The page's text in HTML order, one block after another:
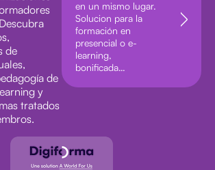
de
de
y
tratados
en un mismo lugar.
Solucion para la
formación en
presencial o e-
learning,
bonificada…